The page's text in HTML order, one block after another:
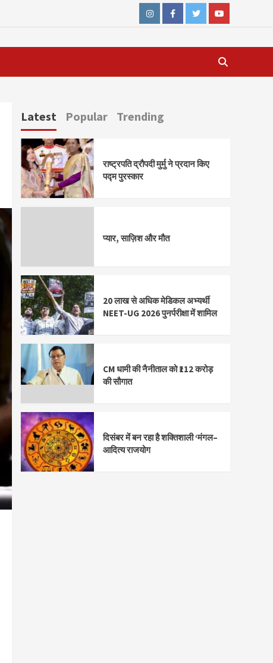
InstagramFacebookTwitterYoutube
Latest Popular Trending
राष्ट्रपति द्रौपदी मुर्मु ने प्रदान किए
पद्म पुरस्कार
प्यार, साज़िश और मौत
20 लाख से अधिक मेडिकल अभ्यर्थी
NEET-UG 2026 पुनर्परीक्षा में शामिल
CM धामी की नैनीताल को ₹112 करोड़
की सौगात
दिसंबर में बन रहा है शक्तिशाली ‘मंगल–
आदित्य राजयोग